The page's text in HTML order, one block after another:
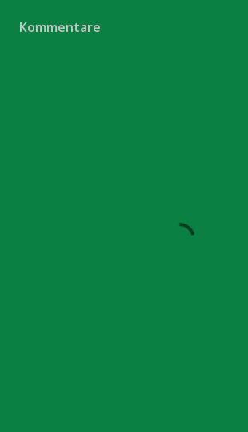
Kommentare